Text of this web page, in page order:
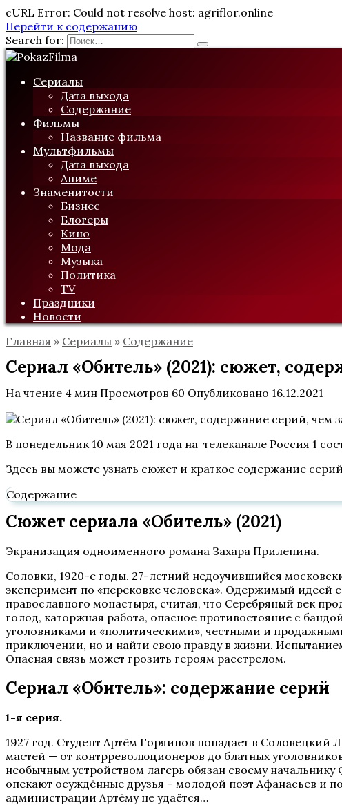
cURL Error: Could not resolve host: agriflor.online
Перейти к содержанию
Search for:
Сериалы
Дата выхода
Содержание
Фильмы
Название фильма
Мультфильмы
Дата выхода
Аниме
Знаменитости
Бизнес
Блогеры
Кино
Мода
Музыка
Политика
TV
Праздники
Новости
Главная » Сериалы » Содержание
Сериал «Обитель» (2021): сюжет,
На чтение 4 мин Просмотров 60 Опубликовано 16.12.2021
В понедельник 10 мая 2021 года на телеканале Россия 1
Здесь вы можете узнать сюжет и краткое содержание
Содержание
Сюжет сериала «Обитель» (2021)
Экранизация одноименного романа Захара Прилепина.
Соловки, 1920-е годы. 27-летний недоучившийся
эксперимент по «перековке человека». Одержимый идеей
православного монастыря, считая, что Серебряный век
голод, каторжная работа, опасное противостояние с
уголовниками и «политическими», честными и
приключении, но и найти свою правду в жизни.
Опасная связь может грозить героям расстрелом.
Сериал «Обитель»: содержание серий
1-я серия.
1927 год. Студент Артём Горяинов попадает в
мастей — от контрреволюционеров до блатных
необычным устройством лагерь обязан своему
опекают осуждённые друзья – молодой поэт Афанасьев и
администрации Артёму не удаётся…